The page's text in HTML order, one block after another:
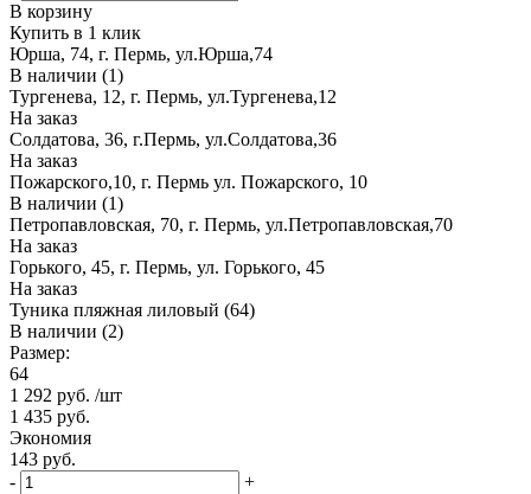
В корзину
Купить в 1 клик
Юрша, 74, г. Пермь, ул.Юрша,74
В наличии (1)
Тургенева, 12, г. Пермь, ул.Тургенева,12
На заказ
Солдатова, 36, г.Пермь, ул.Солдатова,36
На заказ
Пожарского,10, г. Пермь ул. Пожарского, 10
В наличии (1)
Петропавловская, 70, г. Пермь, ул.Петропавловская,70
На заказ
Горького, 45, г. Пермь, ул. Горького, 45
На заказ
Туника пляжная лиловый (64)
В наличии (2)
Размер:
64
1 292 руб. /шт
1 435 руб.
Экономия
143 руб.
-
+